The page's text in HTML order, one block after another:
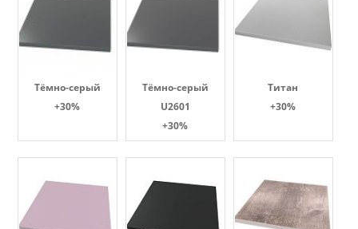
Тёмно-серый
+30%
Тёмно-серый
U2601
+30%
Титан
+30%